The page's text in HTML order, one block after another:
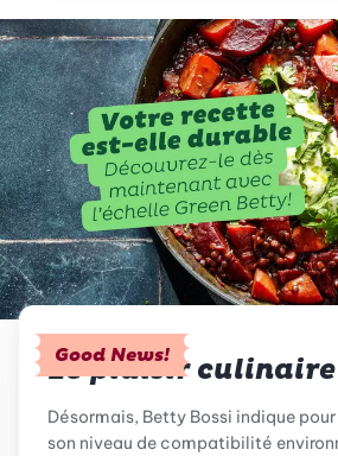
Good News!
Le plaisir
Désormais, Betty Bossi indique
son niveau de compatibilité